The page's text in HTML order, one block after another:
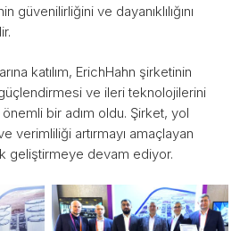
güvenilirliğini ve dayanıklılığını
katılım, ErichHahn şirketinin
ve ileri teknolojilerini
bir adım oldu. Şirket, yol
verimliliği artırmayı amaçlayan
geliştirmeye devam ediyor.